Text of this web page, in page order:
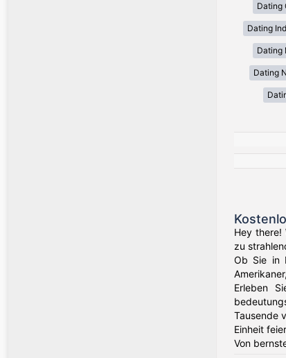
Dating
Dating
Dating
Dating
Hey there!
zu
Ob Sie in
Erleben
Tausende
Einheit
Von